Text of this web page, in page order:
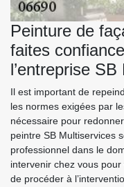
Peinture de
faites
l’entreprise
Il est important de
les normes exigées par
nécessaire pour
peintre SB Multiservices
professionnel dans le
intervenir chez vous
de procéder à